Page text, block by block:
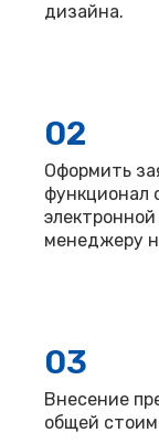
дизайна.
02
Оформить
функционал
менеджеру
03
Внесение
общей